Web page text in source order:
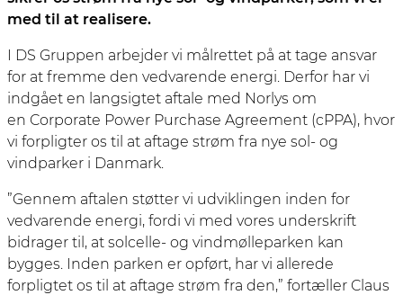
med til at realisere.
I DS Gruppen arbejder vi målrettet på at tage ansvar
for at fremme den vedvarende energi. Derfor har vi
indgået en langsigtet aftale med Norlys om
en Corporate Power Purchase Agreement (cPPA), hvor
vi forpligter os til at aftage strøm fra nye sol- og
vindparker i Danmark.
”Gennem aftalen støtter vi udviklingen inden for
vedvarende energi, fordi vi med vores underskrift
bidrager til, at solcelle- og vindmølleparken kan
bygges. Inden parken er opført, har vi allerede
forpligtet os til at aftage strøm fra den,” fortæller Claus